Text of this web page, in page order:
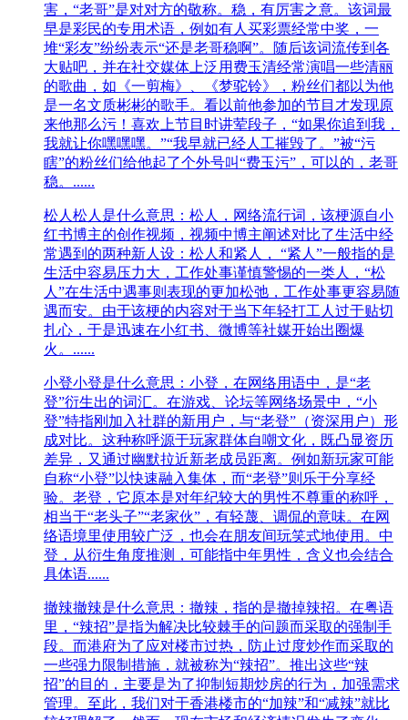
害，“老哥”是对对方的敬称。稳，有厉害之意。该词最
早是彩民的专用术语，例如有人买彩票经常中奖，一
堆“彩友”纷纷表示“还是老哥稳啊”。随后该词流传到各
大贴吧，并在社交媒体上泛用费玉清经常演唱一些清丽
的歌曲，如《一剪梅》、《梦驼铃》，粉丝们都以为他
是一名文质彬彬的歌手。看以前他参加的节目才发现原
来他那么污！喜欢上节目时讲荤段子，“如果你追到我，
我就让你嘿嘿嘿。”“我早就已经人工摧毁了。”被“污
瞎”的粉丝们给他起了个外号叫“费玉污”，可以的，老哥
稳。......
松人松人是什么意思：松人，网络流行词，该梗源自小
红书博主的创作视频，视频中博主阐述对比了生活中经
常遇到的两种新人设：松人和紧人， “紧人”一般指的是
生活中容易压力大，工作处事谨慎警惕的一类人，“松
人”在生活中遇事则表现的更加松弛，工作处事更容易随
遇而安。由于该梗的内容对于当下年轻打工人过于贴切
扎心，于是迅速在小红书、微博等社媒开始出圈爆
火。......
小登小登是什么意思：小登，在网络用语中，是“老
登”衍生出的词汇。在游戏、论坛等网络场景中，“小
登”特指刚加入社群的新用户，与“老登”（资深用户）形
成对比。这种称呼源于玩家群体自嘲文化，既凸显资历
差异，又通过幽默拉近新老成员距离。例如新玩家可能
自称“小登”以快速融入集体，而“老登”则乐于分享经
验。老登，它原本是对年纪较大的男性不尊重的称呼，
相当于“老头子”“老家伙”，有轻蔑、调侃的意味。在网
络语境里使用较广泛，也会在朋友间玩笑式地使用。中
登，从衍生角度推测，可能指中年男性，含义也会结合
具体语......
撤辣撤辣是什么意思：撤辣，指的是撤掉辣招。在粤语
里，“辣招”是指为解决比较棘手的问题而采取的强制手
段。‍‍‍‍‍‍‍而港府为了应对楼市过热，防止过度炒作而采取的
一些强力限制措施，就被称为“辣招”。‍‍‍‍‍‍‍推出这些“辣
招”的目的，主要是为了抑制短期炒房的行为，加强需求
管理。至此，我们对于香港楼市的“加辣”和“减辣”就比